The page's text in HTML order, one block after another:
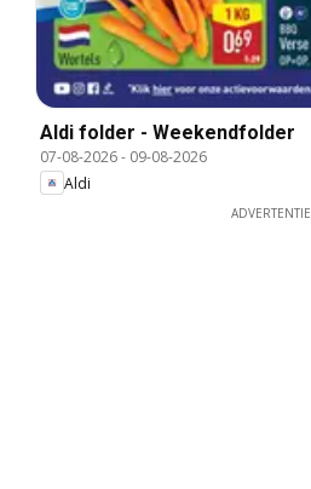
Aldi folder - Weekendfolder
07-08-2026- 09-08-2026
Aldi
ADVERTENTIE